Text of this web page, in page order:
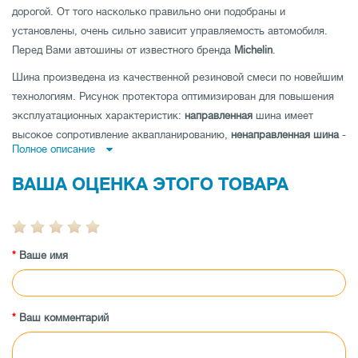
дорогой. От того насколько правильно они подобраны и
установлены, очень сильно зависит управляемость автомобиля.
Перед Вами автошины от известного бренда Michelin.
Шина произведена из качественной резиновой смеси по новейшим
технологиям. Рисунок протектора оптимизирован для повышения
эксплуатационных характеристик: направленная шина имеет
высокое сопротивление аквапланированию, ненаправленная шина-
низкий уровень шума и отличные показатели устойчивости на
управляемость на мокрой, так и на сухой дороге.
Шина имеет высокую износоустойчивость, а также
нагрузки и скорости.
Заказывайте покрышки Michelin Pilot Alpin PA4 295/30 ZR20 101W
XL по отличной цене в магазине tireland.com.ua.
Полное описание
ВАША ОЦЕНКА ЭТОГО ТОВАРА
Ваше имя
Ваш комментарий